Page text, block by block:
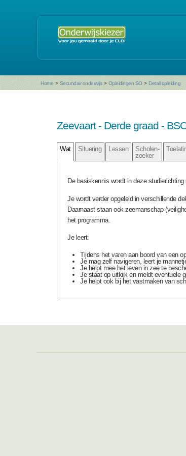
Home > Secundair onderwijs > Opleidingen SO > Detail opleiding
Zeevaart - Derde graad -
Wat Situering Lessen
Scholen-
zoeker
De basiskennis wordt in deze
Je wordt verder opgeleid in verschillende
Daarnaast staan ook zeemanschap
het programma.
Je leert:
Tijdens het varen aan boord van een
Je mag zelf navigeren, leert je
Je helpt mee het leven in zee te
Je staat op uitkijk en meldt eventuele
Je helpt ook bij het vastmaken van